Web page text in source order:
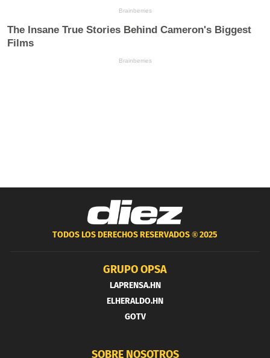
TODOS LOS DERECHOS RESERVADOS ®2025
GRUPO OPSA
LAPRENSA.HN
ELHERALDO.HN
GOTV
SOBRE NOSOTROS